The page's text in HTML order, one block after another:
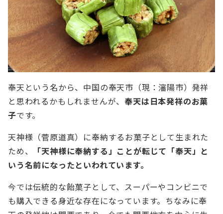
奉天という名から、中国の奉天市（現：瀋陽市）発祥
と思われるかもしれませんが、 奉天は日本発祥のお菓
子です。
天神様（菅原道真）に奉納するお菓子として生まれた
ため、
「天神様に奉納する」ことが転じて「奉天」と
いう名前になったといわれています。
今では伝統的な飴菓子として、スーパーやコンビニで
も購入できる身近な存在になっています。ちなみに奉